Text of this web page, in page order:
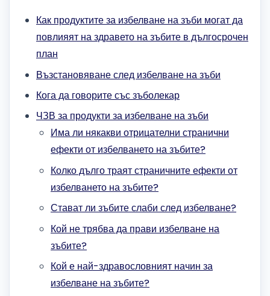
Как продуктите за избелване на зъби могат да
повлияят на здравето на зъбите в дългосрочен
план
Възстановяване след избелване на зъби
Кога да говорите със зъболекар
ЧЗВ за продукти за избелване на зъби
Има ли някакви отрицателни странични
ефекти от избелването на зъбите?
Колко дълго траят страничните ефекти от
избелването на зъбите?
Стават ли зъбите слаби след избелване?
Кой не трябва да прави избелване на
зъбите?
Кой е най-здравословният начин за
избелване на зъбите?